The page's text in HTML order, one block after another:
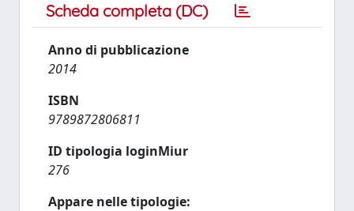
Scheda completa (DC)
Anno di pubblicazione
2014
ISBN
9789872806811
ID tipologia loginMiur
276
Appare nelle tipologie: